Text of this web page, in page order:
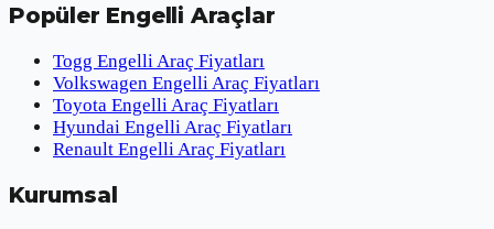
Popüler Engelli Araçlar
Togg Engelli Araç Fiyatları
Volkswagen Engelli Araç Fiyatları
Toyota Engelli Araç Fiyatları
Hyundai Engelli Araç Fiyatları
Renault Engelli Araç Fiyatları
Kurumsal